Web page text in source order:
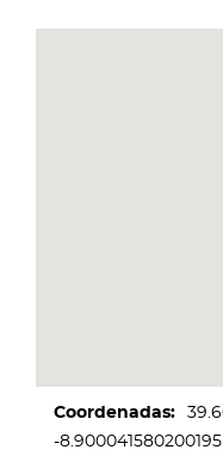
Coordenadas
-8.900041580200195